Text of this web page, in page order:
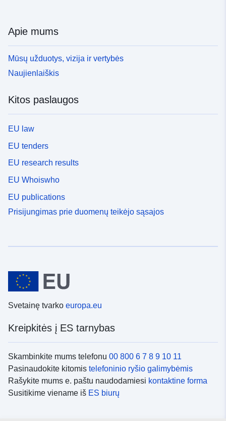
Apie mums
Mūsų užduotys, vizija ir vertybės
Naujienlaiškis
Kitos paslaugos
EU law
EU tenders
EU research results
EU Whoiswho
EU publications
Prisijungimas prie duomenų teikėjo sąsajos
Svetainę tvarko europa.eu
Kreipkitės į ES tarnybas
Skambinkite mums telefonu 00 800 6 7 8 9 10 11
Pasinaudokite kitomis telefoninio ryšio galimybėmis
Rašykite mums e. paštu naudodamiesi kontaktine forma
Susitikime viename iš ES biurų